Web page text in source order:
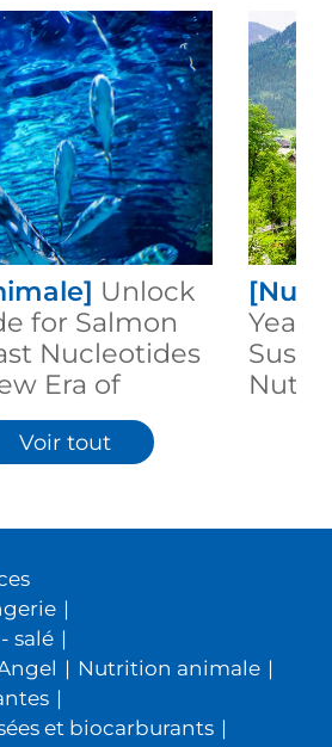
Unlock
for Salmon
Nucleotides
Era of
Voir tout
|
salé |
| Nutrition animale |
|
et biocarburants |